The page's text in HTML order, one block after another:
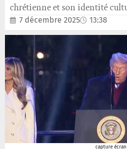
chrétienne et son identité
7 décembre 2025 13:38
capture écran